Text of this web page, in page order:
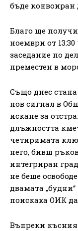
бъде конвоиран
Благо ще
ноември от
заседание по
преместен в
Също днес
нов сигнал в
искане за
длъжността
четиримата
него, бивш
интегриран
не беше
двамата
поискаха ОИК
Въпреки късния